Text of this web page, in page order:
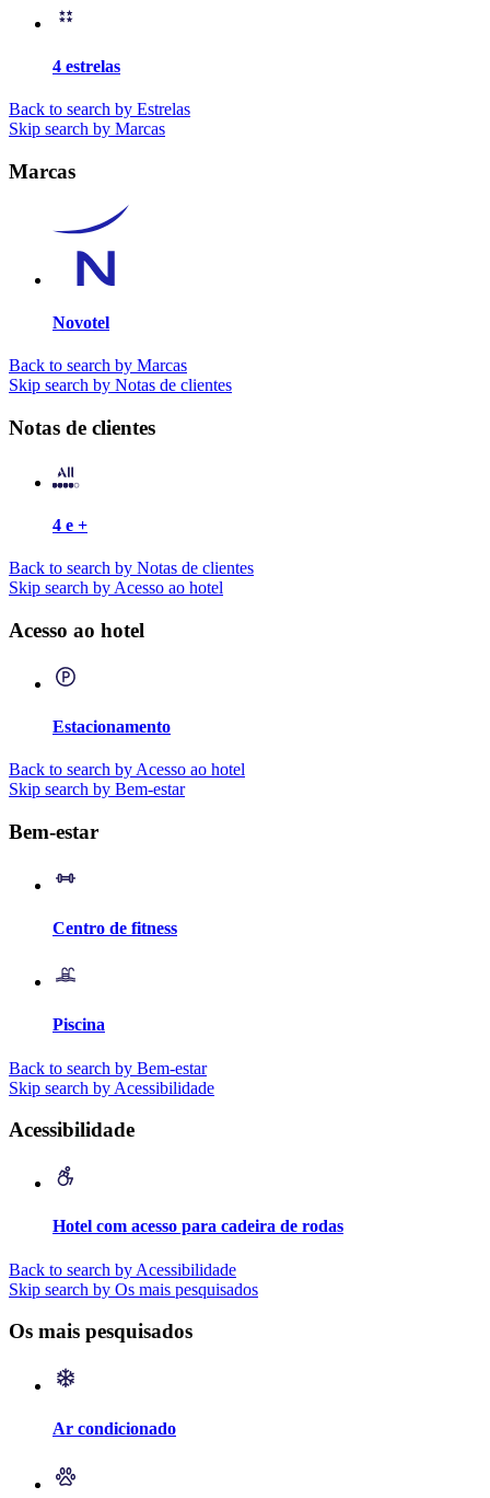
4 estrelas
Back to search by Estrelas
Skip search by Marcas
Marcas
Novotel
Back to search by Marcas
Skip search by Notas de clientes
Notas de clientes
4 e +
Back to search by Notas de clientes
Skip search by Acesso ao hotel
Acesso ao hotel
Estacionamento
Back to search by Acesso ao hotel
Skip search by Bem-estar
Bem-estar
Centro de fitness
Piscina
Back to search by Bem-estar
Skip search by Acessibilidade
Acessibilidade
Hotel com acesso para cadeira de rodas
Back to search by Acessibilidade
Skip search by Os mais pesquisados
Os mais pesquisados
Ar condicionado